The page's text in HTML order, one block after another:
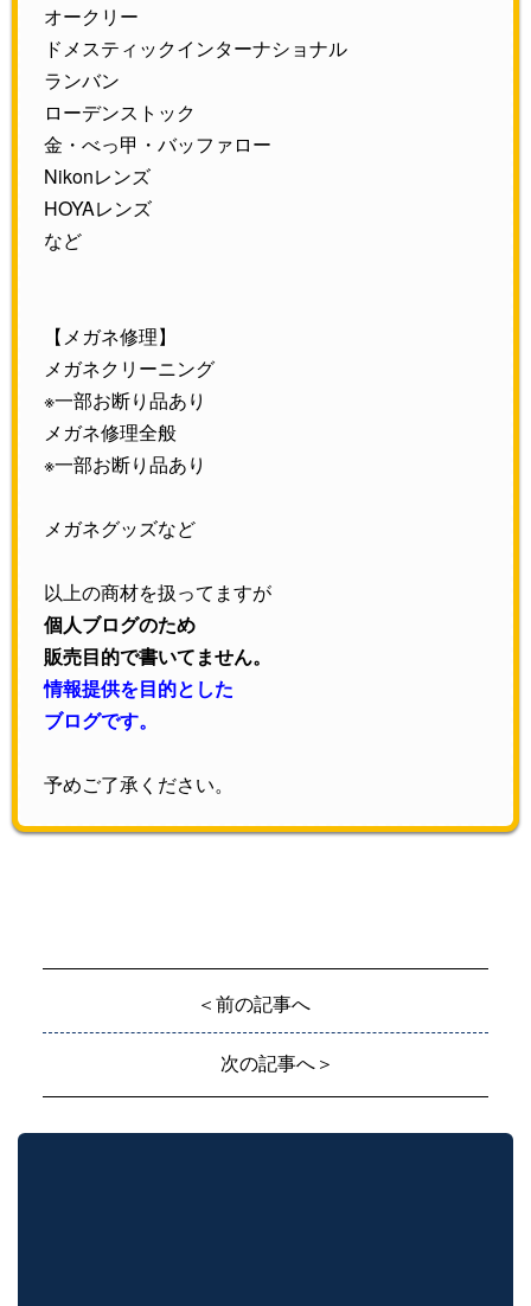
オークリー
ドメスティックインターナショナル
ランバン
ローデンストック
金・べっ甲・バッファロー
Nikonレンズ
HOYAレンズ
など
【メガネ修理】
メガネクリーニング
※一部お断り品あり
メガネ修理全般
※一部お断り品あり
メガネグッズなど
以上の商材を扱ってますが
個人ブログのため
販売目的で書いてません。
情報提供を目的とした
ブログです。
予めご了承ください。
＜前の記事へ
次の記事へ＞